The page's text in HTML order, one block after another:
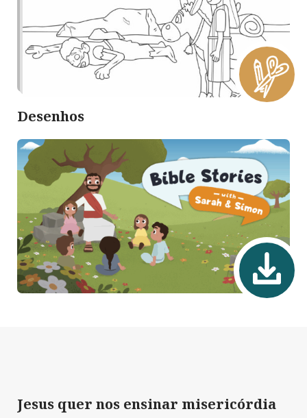
Desenhos
Jesus quer nos ensinar misericórdia